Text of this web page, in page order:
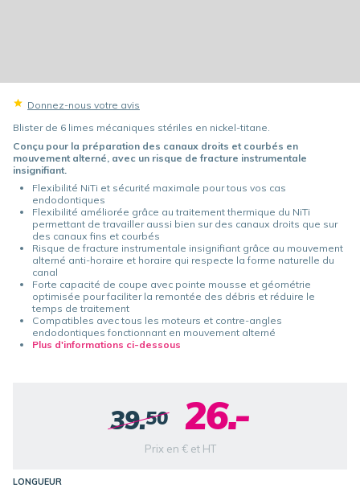
Donnez-nous votre avis
Blister de 6 limes mécaniques stériles en nickel-titane.
Conçu pour la préparation des canaux droits et courbés en
mouvement alterné, avec un risque de fracture instrumentale
insignifiant.
Flexibilité NiTi et sécurité maximale pour tous vos cas
endodontiques
Flexibilité améliorée grâce au traitement thermique du NiTi
permettant de travailler aussi bien sur des canaux droits que sur
des canaux fins et courbés
Risque de fracture instrumentale insignifiant grâce au mouvement
alterné anti-horaire et horaire qui respecte la forme naturelle du
canal
Forte capacité de coupe avec pointe mousse et géométrie
optimisée pour faciliter la remontée des débris et réduire le
temps de traitement
Compatibles avec tous les moteurs et contre-angles
endodontiques fonctionnant en mouvement alterné
Plus d'informations ci-dessous
39.50 26.-
Prix en € et HT
LONGUEUR